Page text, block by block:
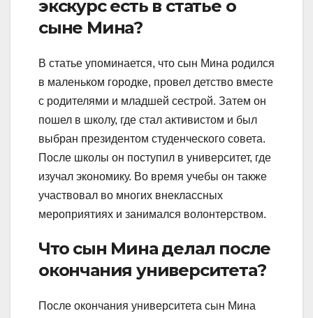
экскурс есть в статье о
сыне Мина?
В статье упоминается, что сын Мина родился
в маленьком городке, провел детство вместе
с родителями и младшей сестрой. Затем он
пошел в школу, где стал активистом и был
выбран президентом студенческого совета.
После школы он поступил в университет, где
изучал экономику. Во время учебы он также
участвовал во многих внеклассных
мероприятиях и занимался волонтерством.
Что сын Мина делал после
окончания университета?
После окончания университета сын Мина